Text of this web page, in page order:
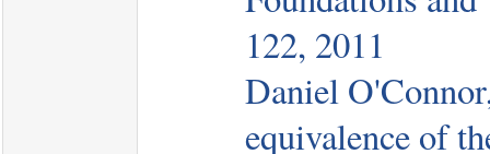
122, 2011
Daniel
equivalence of